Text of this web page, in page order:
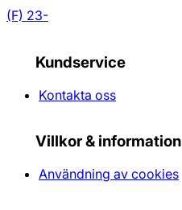
(F) 23-
Kundservice
Kontakta oss
Villkor & information
Användning av cookies